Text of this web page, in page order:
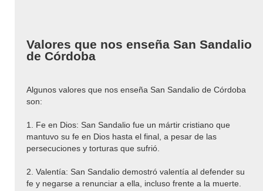
Valores que nos enseña San Sandalio
de Córdoba
Algunos valores que nos enseña San Sandalio de Córdoba
son:
1. Fe en Dios: San Sandalio fue un mártir cristiano que
mantuvo su fe en Dios hasta el final, a pesar de las
persecuciones y torturas que sufrió.
2. Valentía: San Sandalio demostró valentía al defender su
fe y negarse a renunciar a ella, incluso frente a la muerte.